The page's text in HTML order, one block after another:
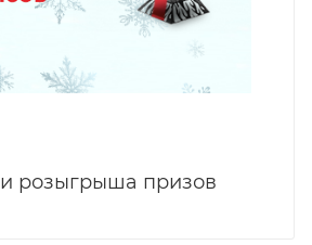
розыгрыша призов